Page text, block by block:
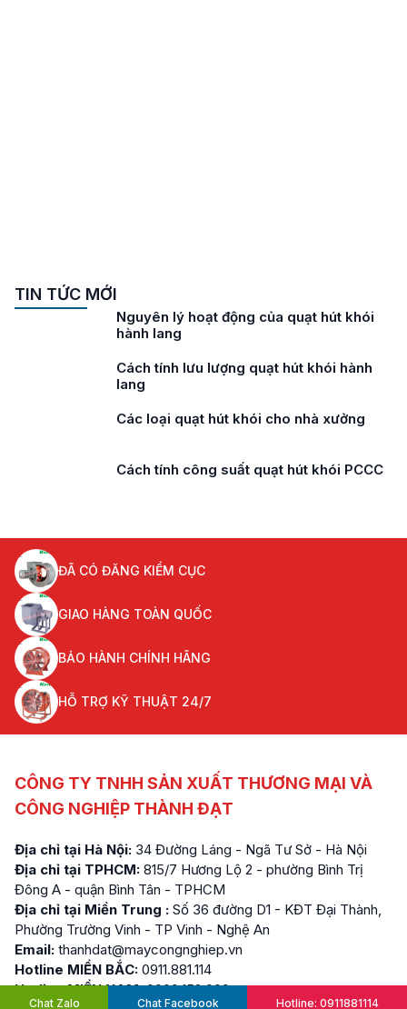
TIN TỨC MỚI
Nguyên lý hoạt động của quạt hút khói
hành lang
Cách tính lưu lượng quạt hút khói hành
lang
Các loại quạt hút khói cho nhà xưởng
Cách tính công suất quạt hút khói PCCC
ĐÃ CÓ ĐĂNG KIỂM CỤC
GIAO HÀNG TOÀN QUỐC
BẢO HÀNH CHÍNH HÃNG
HỖ TRỢ KỸ THUẬT 24/7
CÔNG TY TNHH SẢN XUẤT THƯƠNG MẠI VÀ
CÔNG NGHIỆP THÀNH ĐẠT
Địa chỉ tại Hà Nội: 34 Đường Láng - Ngã Tư Sở - Hà Nội
Địa chỉ tại TPHCM: 815/7 Hương Lộ 2 - phường Bình Trị
Đông A - quận Bình Tân - TPHCM
Địa chỉ tại Miền Trung : Số 36 đường D1 - KĐT Đại Thành,
Phường Trường Vinh - TP Vinh - Nghệ An
Email: thanhdat@maycongnghiep.vn
Hotline MIỀN BẮC: 0911.881.114
Hotline MIỀN NAM: 0909.152.999
Chat Zalo Chat Facebook Hotline: 0911881114